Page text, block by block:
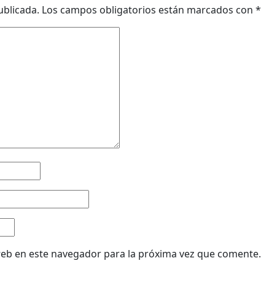
Los campos obligatorios están marcados con *
en este navegador para la próxima vez que comente.